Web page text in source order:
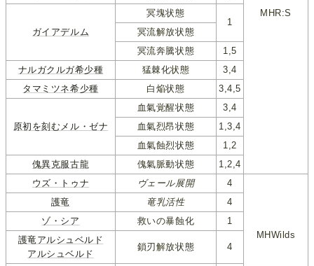
MHR:S
ガイアデルム
冥塊状態
1
冥流解放状態
冥流奔騰状態
1,5
ナルガクルガ希少種
猛棘化状態
3,4
タマミツネ希少種
白焔状態 3,4,5
原初を刻むメル・ゼナ
血氣覚醒状態
3,4
血氣烈昂状態
1,3,4
血氣蝕烈状態
1,2
傀異克服古龍
傀氣脈動状態
1,2,4
ウズ・トゥナ
ヴェール展開 4
MHWilds
護竜 竜乳活性
4
ゾ・シア
救いの暴蝕化
1
護竜アルシュベルド
アルシュベルド
鎖刃解放状態 4